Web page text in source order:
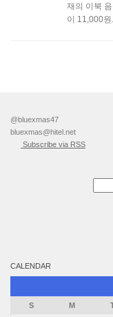
재의 이북
이 11,000원
@bluexmas47
bluexmas@hitel.net
Subscribe via RSS
CALENDAR
S M